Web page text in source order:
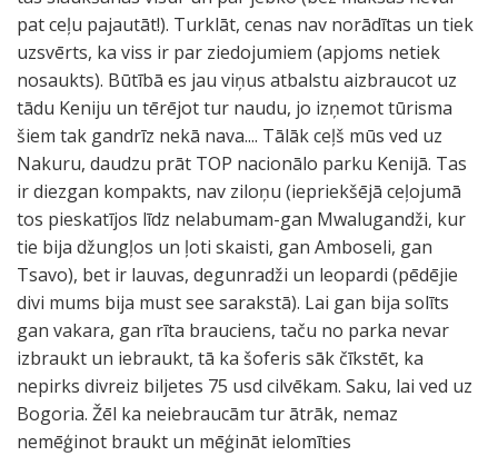
pat ceļu pajautāt!). Turklāt, cenas nav norādītas un tiek
uzsvērts, ka viss ir par ziedojumiem (apjoms netiek
nosaukts). Būtībā es jau viņus atbalstu aizbraucot uz
tādu Keniju un tērējot tur naudu, jo izņemot tūrisma
šiem tak gandrīz nekā nava.... Tālāk ceļš mūs ved uz
Nakuru, daudzu prāt TOP nacionālo parku Kenijā. Tas
ir diezgan kompakts, nav ziloņu (iepriekšējā ceļojumā
tos pieskatījos līdz nelabumam-gan Mwalugandži, kur
tie bija džungļos un ļoti skaisti, gan Amboseli, gan
Tsavo), bet ir lauvas, degunradži un leopardi (pēdējie
divi mums bija must see sarakstā). Lai gan bija solīts
gan vakara, gan rīta brauciens, taču no parka nevar
izbraukt un iebraukt, tā ka šoferis sāk čīkstēt, ka
nepirks divreiz biljetes 75 usd cilvēkam. Saku, lai ved uz
Bogoria. Žēl ka neiebraucām tur ātrāk, nemaz
nemēģinot braukt un mēģināt ielomīties